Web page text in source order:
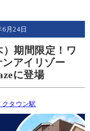
6月24日
）期間限定！ワ
アイリゾー
に登場
クタウン駅